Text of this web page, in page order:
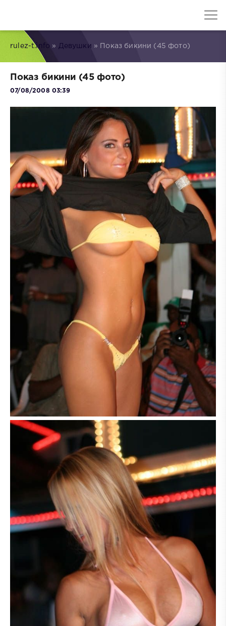
rulez-t.info » Девушки » Показ бикини (45 фото)
Показ бикини (45 фото)
07/08/2008 03:39